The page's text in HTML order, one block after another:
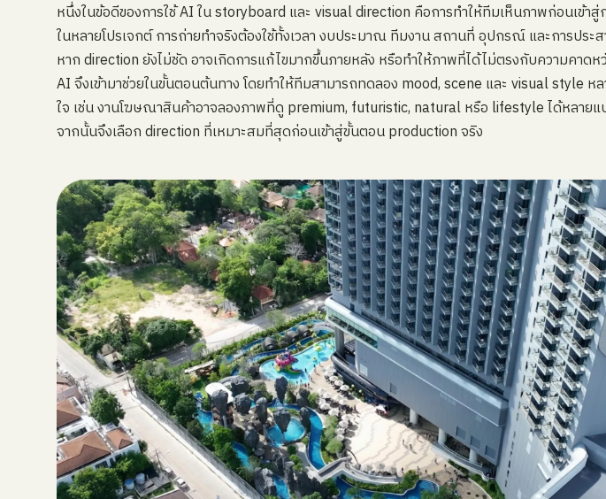
หนึ่งในข้อดีของการใช้ AI ใน storyboard และ visual direction คือการทำให้ทีมเห็นภาพก่อนเข้าสู่
ในหลายโปรเจกต์ การถ่ายทำจริงต้องใช้ทั้งเวลา งบประมาณ ทีมงาน สถานที่ อุปกรณ์ และการประ
หาก direction ยังไม่ชัด อาจเกิดการแก้ไขมากขึ้นภายหลัง หรือทำให้ภาพที่ได้ไม่ตรงกับความคาดห
AI จึงเข้ามาช่วยในขั้นตอนต้นทาง โดยทำให้ทีมสามารถทดลอง mood, scene และ visual style
ใจ เช่น งานโฆษณาสินค้าอาจลองภาพที่ดู premium, futuristic, natural หรือ lifestyle ได้หลายแบ
จากนั้นจึงเลือก direction ที่เหมาะสมที่สุดก่อนเข้าสู่ขั้นตอน production จริง